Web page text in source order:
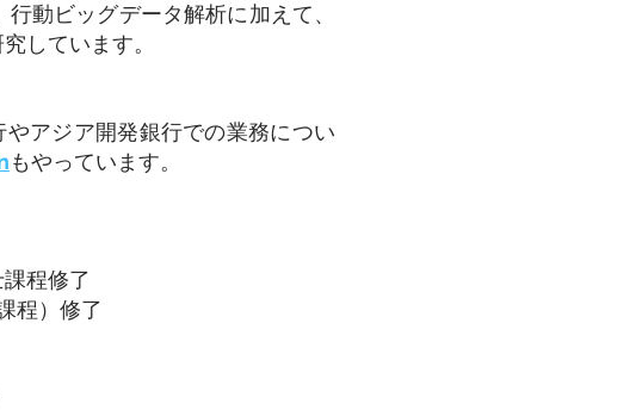
動ビッグデータ解析に加えて、
しています。
アジア開発銀行での業務につい
もやっています。
程修了
程）修了